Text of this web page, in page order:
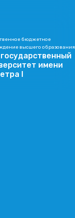
бюджетное
высшего образования
имени
I